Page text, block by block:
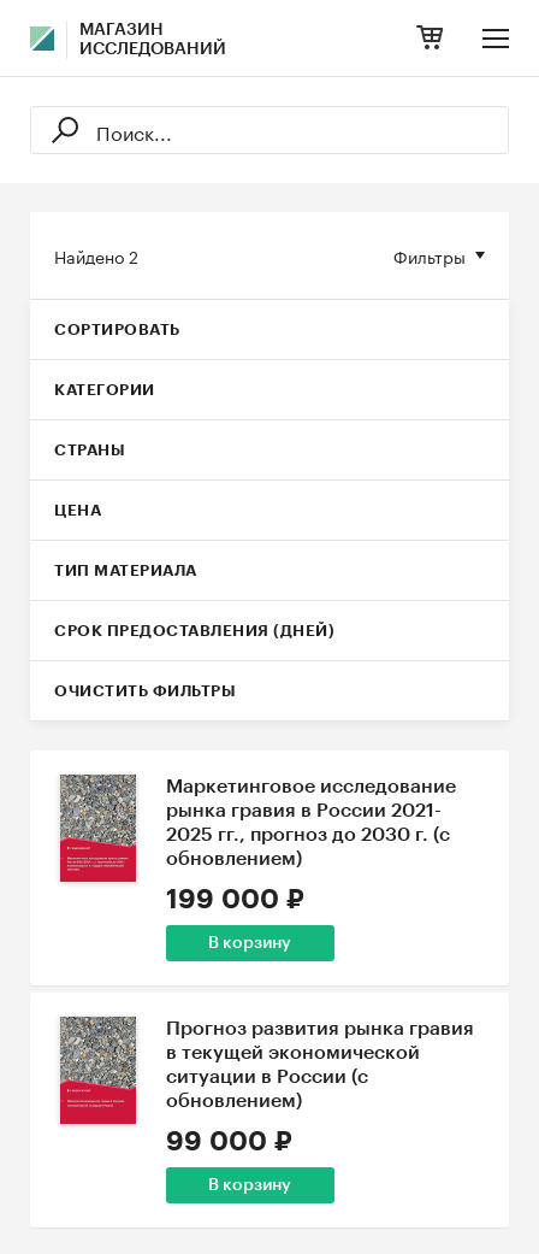
МАГАЗИН
ИССЛЕДОВАНИЙ
Фильтры
Найдено2
СОРТИРОВАТЬ
КАТЕГОРИИ
СТРАНЫ
ЦЕНА
ТИП МАТЕРИАЛА
СРОК ПРЕДОСТАВЛЕНИЯ (ДНЕЙ)
ОЧИСТИТЬ ФИЛЬТРЫ
Маркетинговое исследование
рынка гравия в России 2021-
2025 гг., прогноз до 2030 г. (с
обновлением)
199 000 ₽
В корзину
Прогноз развития рынка гравия
в текущей экономической
ситуации в России (с
обновлением)
99 000 ₽
В корзину